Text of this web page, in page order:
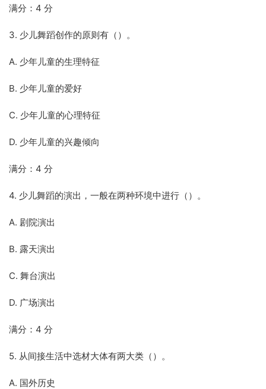
满分：4 分
3. 少儿舞蹈创作的原则有（）。
A. 少年儿童的生理特征
B. 少年儿童的爱好
C. 少年儿童的心理特征
D. 少年儿童的兴趣倾向
满分：4 分
4. 少儿舞蹈的演出，一般在两种环境中进行（）。
A. 剧院演出
B. 露天演出
C. 舞台演出
D. 广场演出
满分：4 分
5. 从间接生活中选材大体有两大类（）。
A. 国外历史